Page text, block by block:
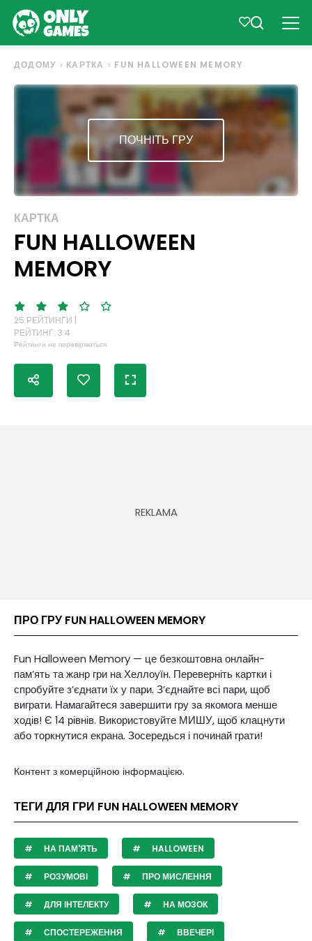
ДОДОМУ КАРТКА FUN HALLOWEEN MEMORY
ПОЧНІТЬ ГРУ
КАРТКА
FUN HALLOWEEN
MEMORY
25 РЕЙТИНГИ |
РЕЙТИНГ: 3.4
Рейтинги не перевіряються
ПРО ГРУ FUN HALLOWEEN MEMORY
Fun Halloween Memory — це безкоштовна онлайн-
пам’ять та жанр гри на Хеллоуїн. Переверніть картки і
спробуйте з’єднати їх у пари. З’єднайте всі пари, щоб
виграти. Намагайтеся завершити гру за якомога менше
ходів! Є 14 рівнів. Використовуйте МИШУ, щоб клацнути
або торкнутися екрана. Зосередься і починай грати!
Контент з комерційною інформацією.
ТЕГИ ДЛЯ ГРИ FUN HALLOWEEN MEMORY
НА ПАМ'ЯТЬ HALLOWEEN
РОЗУМОВІ ПРО МИСЛЕННЯ
ДЛЯ ІНТЕЛЕКТУ НА МОЗОК
СПОСТЕРЕЖЕННЯ ВВЕЧЕРІ